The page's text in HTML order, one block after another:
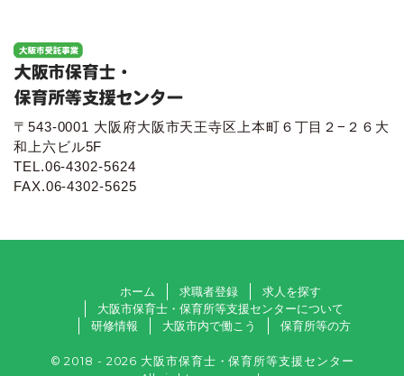
〒543-0001 大阪府大阪市天王寺区上本町６丁目２−２６大
和上六ビル5F
TEL.06-4302-5624
FAX.06-4302-5625
ホーム 求職者登録
求人を探す
大阪市保育士・保育所等支援センターについて
研修情報
大阪市内で働こう 保育所等の方
© 2018 - 2026 大阪市保育士・保育所等支援センター